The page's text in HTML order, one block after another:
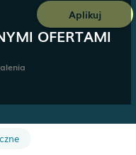
OFERTAMI
Aplikuj